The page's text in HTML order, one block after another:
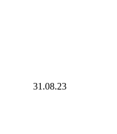
31.08.23